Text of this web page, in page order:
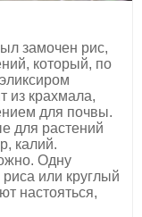
замочен рис,
который, по
из крахмала,
для почвы.
для растений
калий.
Одну
или круглый
настояться,